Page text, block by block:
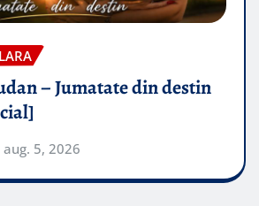
– Jumatate din destin
aug. 5, 2026